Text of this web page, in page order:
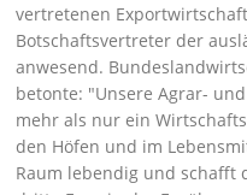
vertretenen
Botschaftsvertreter der
anwesend.
betonte:
Unsere Agrar-
mehr als nur ein
den Höfen und im
Raum lebendig und schafft